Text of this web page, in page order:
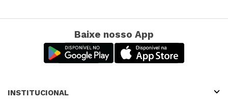
Baixe nosso App
INSTITUCIONAL